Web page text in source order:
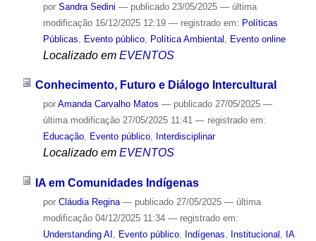
por Sandra Sedini — publicado23/05/2025 — última
modificação16/12/2025 12:19 — registrado em: Políticas
Públicas
Evento público, Política Ambiental Evento online
Localizado em EVENTOS
Conhecimento, Futuro e Diálogo Intercultural
por Amanda Carvalho Matos — publicado27/05/2025 —
última modificação27/05/2025 11:41 — registrado em:
Educação, Evento público, Interdisciplinar
Localizado em EVENTOS
IA em Comunidades Indígenas
por Cláudia Regina — publicado27/05/2025 — última
modificação04/12/2025 11:34 — registrado em:
Understanding AI , Evento público, Indígenas, Institucional , IA